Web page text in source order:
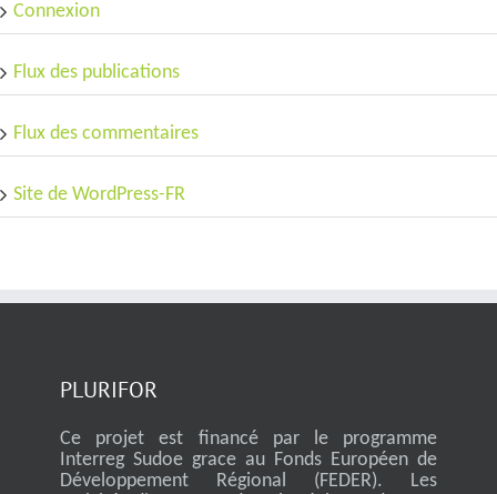
Connexion
Flux des publications
Flux des commentaires
Site de WordPress-FR
PLURIFOR
Ce projet est financé par le programme
Interreg Sudoe grace au Fonds Européen de
Développement Régional (FEDER). Les